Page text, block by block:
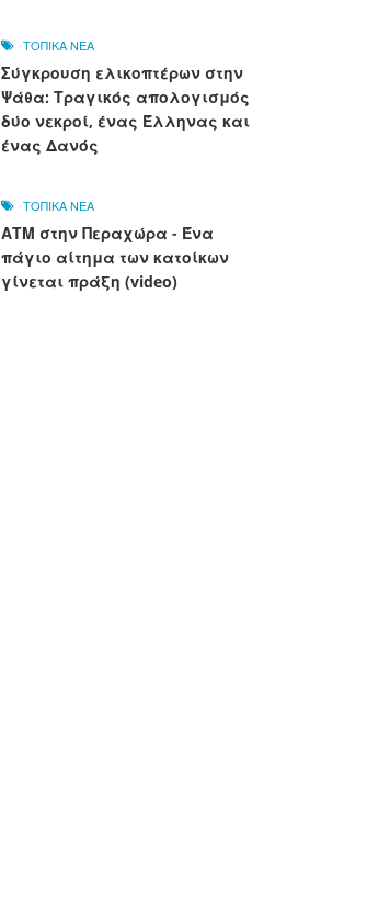
ΤΟΠΙΚΑ ΝΕΑ
Σύγκρουση ελικοπτέρων στην
Ψάθα: Τραγικός απολογισμός
δύο νεκροί, ένας Έλληνας και
ένας Δανός
ΤΟΠΙΚΑ ΝΕΑ
ΑΤΜ στην Περαχώρα - Ένα
πάγιο αίτημα των κατοίκων
γίνεται πράξη (video)